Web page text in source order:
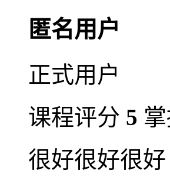
匿名用户
正式用户
课程评分 5
很好很好很好